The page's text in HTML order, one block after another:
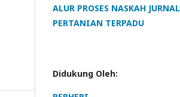
ALUR PROSES NASKAH JURNAL
PERTANIAN TERPADU
Didukung Oleh: